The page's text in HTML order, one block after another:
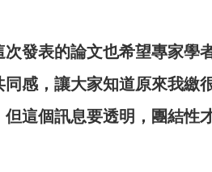
次發表的論文也希望專家學
感，讓大家知道原來我繳
這個訊息要透明，團結性